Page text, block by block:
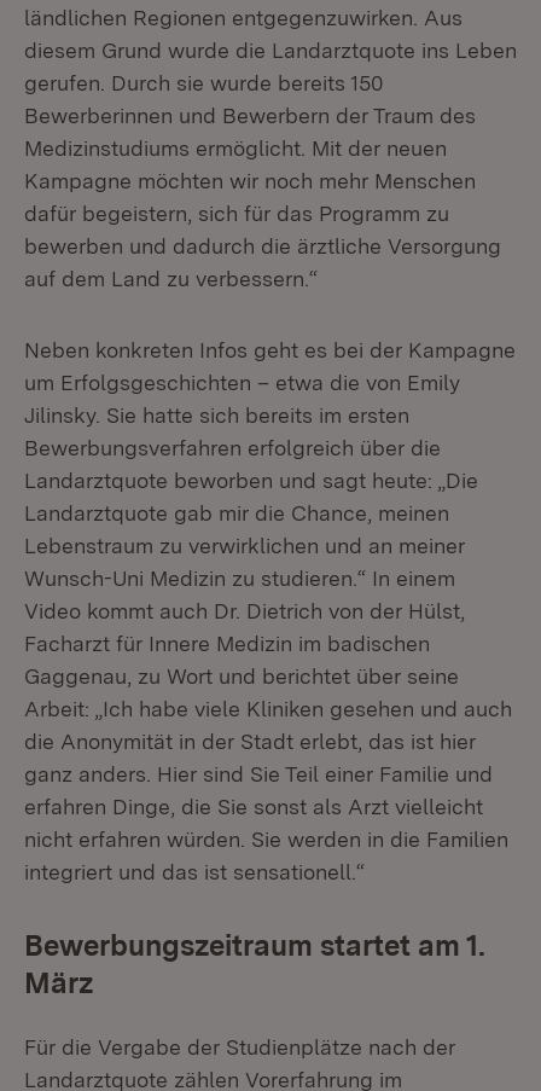
ländlichen Regionen entgegenzuwirken. Aus
diesem Grund wurde die Landarztquote ins Leben
gerufen. Durch sie wurde bereits 150
Bewerberinnen und Bewerbern der Traum des
Medizinstudiums ermöglicht. Mit der neuen
Kampagne möchten wir noch mehr Menschen
dafür begeistern, sich für das Programm zu
bewerben und dadurch die ärztliche Versorgung
auf dem Land zu verbessern.“
Neben konkreten Infos geht es bei der Kampagne
um Erfolgsgeschichten – etwa die von Emily
Jilinsky. Sie hatte sich bereits im ersten
Bewerbungsverfahren erfolgreich über die
Landarztquote beworben und sagt heute: „Die
Landarztquote gab mir die Chance, meinen
Lebenstraum zu verwirklichen und an meiner
Wunsch-Uni Medizin zu studieren.“ In einem
Video kommt auch Dr. Dietrich von der Hülst,
Facharzt für Innere Medizin im badischen
Gaggenau, zu Wort und berichtet über seine
Arbeit: „Ich habe viele Kliniken gesehen und auch
die Anonymität in der Stadt erlebt, das ist hier
ganz anders. Hier sind Sie Teil einer Familie und
erfahren Dinge, die Sie sonst als Arzt vielleicht
nicht erfahren würden. Sie werden in die Familien
integriert und das ist sensationell.“
Bewerbungszeitraum startet am 1.
März
Für die Vergabe der Studienplätze nach der
Landarztquote zählen Vorerfahrung im